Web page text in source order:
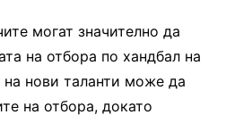
могат значително да
на отбора по хандбал на
нови таланти може да
на отбора, докато